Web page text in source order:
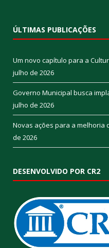
ÚLTIMAS PUBLICAÇÕES
Um novo capítulo para a
julho de 2026
Governo Municipal busca
julho de 2026
Novas ações para a melhoria
de 2026
DESENVOLVIDO POR CR2